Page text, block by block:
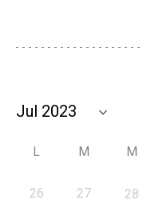
L M M
26 27 28